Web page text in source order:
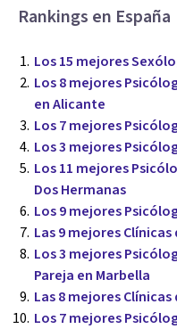
Rankings en España
Los 15 mejores
Los 8 mejores
en Alicante
Los 7 mejores
Los 3 mejores
Los 11 mejores
Dos Hermanas
Los 9 mejores
Las 9 mejores
Los 3 mejores
Pareja en Marbella
Las 8 mejores
Los 7 mejores